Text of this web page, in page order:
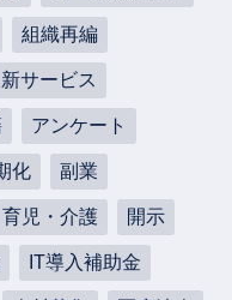
組織再編
新サービス
アンケート
化 副業
育児・介護 開示
IT導入補助金